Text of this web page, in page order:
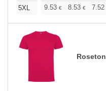
5XL
9.53 € 8.53 € 7.52
Roseton